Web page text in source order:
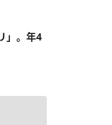
」。年4